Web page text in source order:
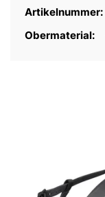
Artikelnummer:
Obermaterial: